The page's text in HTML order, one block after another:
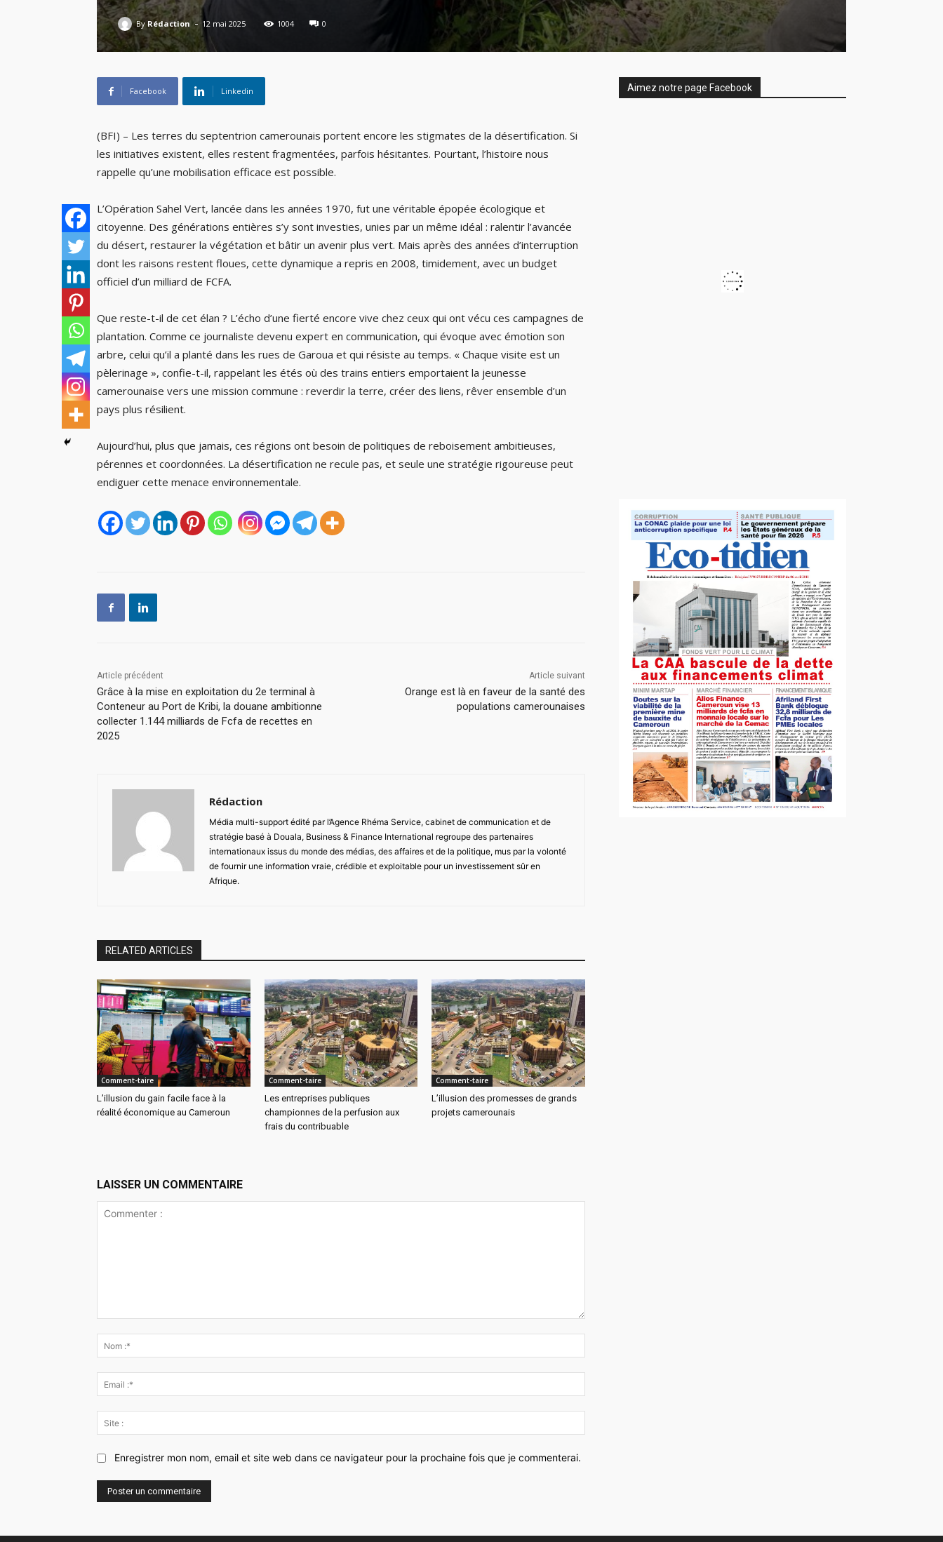
By Rédaction - 12 mai 2025 1004 0
Facebook Linkedin
(BFI) – Les terres du septentrion camerounais portent encore les stigmates de la désertification. Si
les initiatives existent, elles restent fragmentées, parfois hésitantes. Pourtant, l’histoire nous
rappelle qu’une mobilisation efficace est possible.
L’Opération Sahel Vert, lancée dans les années 1970, fut une véritable épopée écologique et
citoyenne. Des générations entières s’y sont investies, unies par un même idéal : ralentir l’avancée
du désert, restaurer la végétation et bâtir un avenir plus vert. Mais après des années d’interruption
dont les raisons restent floues, cette dynamique a repris en 2008, timidement, avec un budget
officiel d’un milliard de FCFA.
Que reste-t-il de cet élan ? L’écho d’une fierté encore vive chez ceux qui ont vécu ces campagnes de
plantation. Comme ce journaliste devenu expert en communication, qui évoque avec émotion son
arbre, celui qu’il a planté dans les rues de Garoua et qui résiste au temps. « Chaque visite est un
pèlerinage », confie-t-il, rappelant les étés où des trains entiers emportaient la jeunesse
camerounaise vers une mission commune : reverdir la terre, créer des liens, rêver ensemble d’un
pays plus résilient.
Aujourd’hui, plus que jamais, ces régions ont besoin de politiques de reboisement ambitieuses,
pérennes et coordonnées. La désertification ne recule pas, et seule une stratégie rigoureuse peut
endiguer cette menace environnementale.
Article précédent
Grâce à la mise en exploitation du 2e terminal à
Conteneur au Port de Kribi, la douane ambitionne
collecter 1.144 milliards de Fcfa de recettes en
2025
Article suivant
Orange est là en faveur de la santé des
populations camerounaises
Rédaction
Média multi-support édité par l’Agence Rhéma Service, cabinet de communication et de
stratégie basé à Douala, Business & Finance International regroupe des partenaires
internationaux issus du monde des médias, des affaires et de la politique, mus par la volonté
de fournir une information vraie, crédible et exploitable pour un investissement sûr en
Afrique.
RELATED ARTICLES
Comment-taire
L’illusion du gain facile face à la
réalité économique au Cameroun
Comment-taire
Les entreprises publiques
championnes de la perfusion aux
frais du contribuable
Comment-taire
L’illusion des promesses de grands
projets camerounais
LAISSER UN COMMENTAIRE
:*
:*
:
Enregistrer mon nom, email et site web dans ce navigateur pour la prochaine fois que je commenterai.
Aimez notre page Facebook